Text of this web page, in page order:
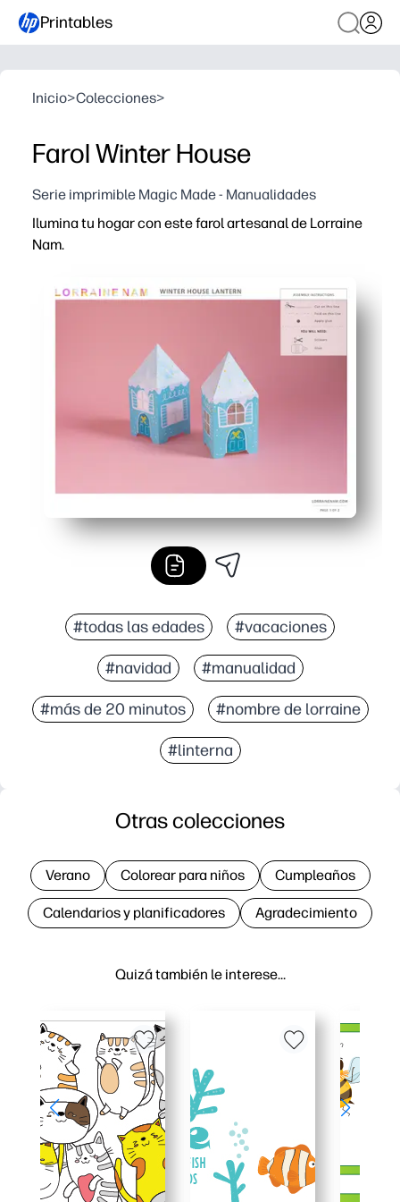
Printables
Inicio>Colecciones>
Farol Winter House
Serie imprimible Magic Made - Manualidades
Ilumina tu hogar con este farol artesanal de Lorraine
Nam.
Imprime, corta, dobla y pega: un proyecto sin
El montaje apto para niños desarrolla las habilidades
Decora tu acogedora casa de papel con crayones,
Se puede exhibir con una vela de té a batería,
#todas las edades #vacaciones
#navidad #manualidad
#más de 20 minutos #nombre de lorraine
#linterna
Quizá también le interese…
Otras colecciones
Verano Colorear para niños Cumpleaños
Calendarios y planificadores Agradecimiento